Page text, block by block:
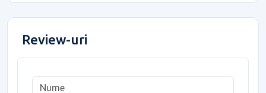
Review-uri